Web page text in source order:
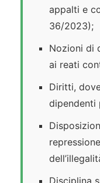
appalti e
36/2023);
Nozioni di
ai reati
Diritti,
dipendenti